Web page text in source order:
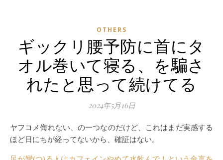
OTHERS
ギックリ腰予防に首にタ
オル巻いて寝る、を騙さ
れたと思って続けてる
2024年5月16日
ヤフコメ侮れない、の一つなのだけど、これはまだ実感する
ほど日にちが経ってないから、確証はない。